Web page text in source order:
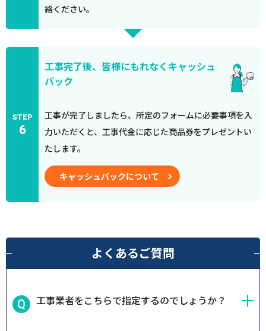
絡ください。
STEP
6
工事完了後、皆様にもれなくキャッシュ
バック
工事が完了しましたら、所定のフォームに必要事項を入
力いただくと、工事代金に応じた商品券をプレゼントい
たします。
キャッシュバックについて
よくあるご質問
工事業者をこちらで指定するのでしょうか？